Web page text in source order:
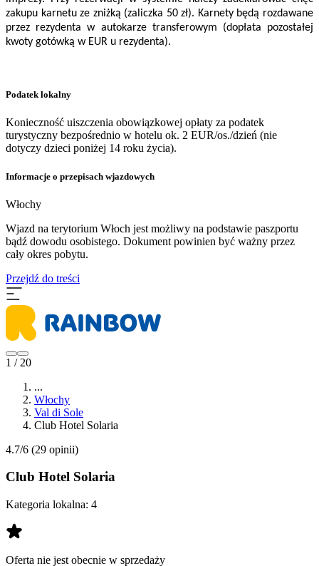
zakupu karnetu ze zniżką (zaliczka 50 zł). Karnety będą rozdawane
przez rezydenta w autokarze transferowym (dopłata pozostałej
kwoty gotówką w EUR u rezydenta).
Podatek lokalny
Konieczność uiszczenia obowiązkowej opłaty za podatek
turystyczny bezpośrednio w hotelu ok. 2 EUR/os./dzień (nie
dotyczy dzieci poniżej 14 roku życia).
Informacje o przepisach wjazdowych
Włochy
Wjazd na terytorium Włoch jest możliwy na podstawie paszportu
bądź dowodu osobistego. Dokument powinien być ważny przez
cały okres pobytu.
Przejdź do treści
1 / 20
...
Włochy
Val di Sole
Club Hotel Solaria
4.7/6 (29 opinii)
Club Hotel Solaria
Kategoria lokalna: 4
Oferta nie jest obecnie w sprzedaży